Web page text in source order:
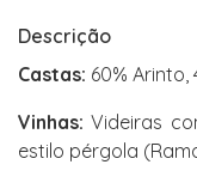
Descrição
Castas: 60% Arinto,
Vinhas: Videiras
estilo pérgola